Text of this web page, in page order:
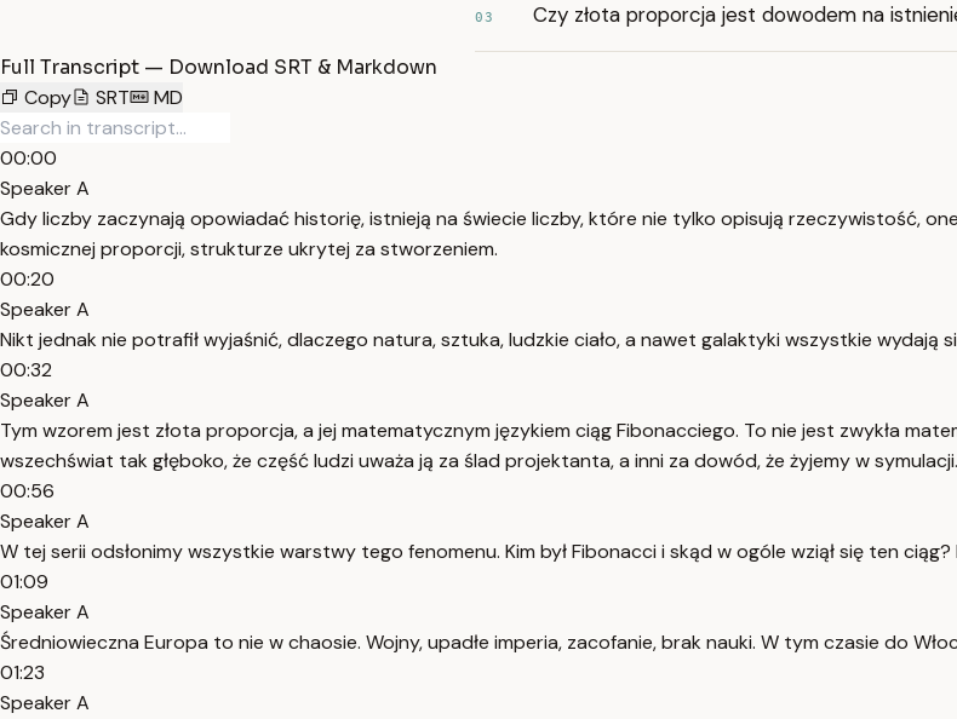
03 Czy złota proporcja jest dowodem na
Full Transcript — Download SRT & Markdown
Copy
SRT MD
00:00
Speaker A
Gdy liczby zaczynają opowiadać historię, istnieją na świecie liczby, które nie tylko opisują rzeczywistość,
kosmicznej proporcji, strukturze ukrytej za stworzeniem.
00:20
Speaker A
Nikt jednak nie potrafił wyjaśnić, dlaczego natura, sztuka, ludzkie ciało, a nawet galaktyki wszystkie
00:32
Speaker A
Tym wzorem jest złota proporcja, a jej matematycznym językiem ciąg Fibonacciego. To nie jest zwykła
wszechświat tak głęboko, że część ludzi uważa ją za ślad projektanta, a inni za dowód, że żyjemy w symulacji.
00:56
Speaker A
W tej serii odsłonimy wszystkie warstwy tego fenomenu. Kim był Fibonacci i skąd w ogóle wziął się ten ciąg?
01:09
Speaker A
Średniowieczna Europa to nie w chaosie. Wojny, upadłe imperia, zacofanie, brak nauki. W tym czasie do
01:23
Speaker A